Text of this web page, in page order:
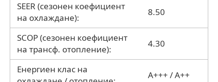
SEER (сезонен коефициент
на охлаждане):
8.50
SCOP (сезонен коефициент
на трансф. отопление):
4.30
Енергиен клас на
A+++ / A++